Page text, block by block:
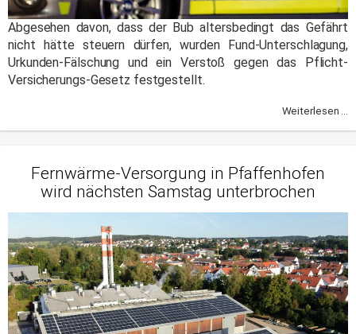
Abgesehen davon, dass der Bub altersbedingt das Gefährt
nicht hätte steuern dürfen, wurden Fund-Unterschlagung,
Urkunden-Fälschung und ein Verstoß gegen das Pflicht-
Versicherungs-Gesetz festgestellt.
Weiterlesen ...
Fernwärme-Versorgung in Pfaffenhofen
wird nächsten Samstag unterbrochen